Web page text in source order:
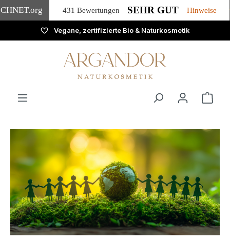
.org 431 Bewertungen SEHR GUT Hinweise
Zum Hauptinhalt springenVegane, zertifizierte Bio & Naturkosmetik